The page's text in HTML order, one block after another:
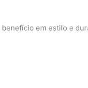
em estilo e